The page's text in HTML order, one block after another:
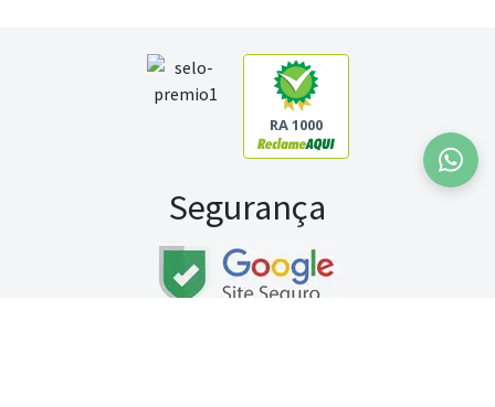
RA 1000
Segurança